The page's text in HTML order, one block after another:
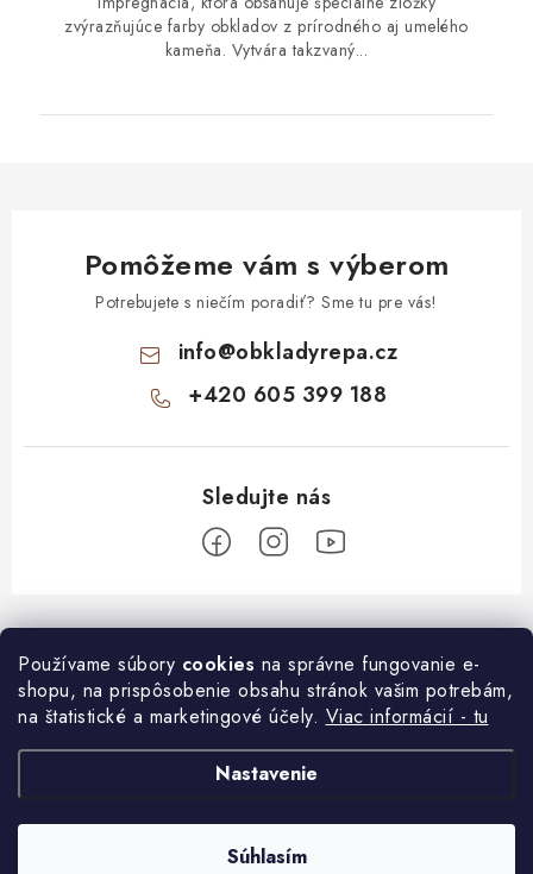
Používame súbory cookies na správne fungovanie e-
shopu, na prispôsobenie obsahu stránok vašim potrebám,
na štatistické a marketingové účely. Viac informácií - tu
Nastavenie
Súhlasím
zvýrazňujúce farby obkladov z prírodného aj umelého
kameňa. Vytvára takzvaný...
Pomôžeme vám s výberom
Potrebujete s niečím poradiť? Sme tu pre vás!
info@obkladyrepa.cz
+420 605 399 188
Z
á
O nákupe
Časté otázky o montáži
Časté otázky o výbere
Informace pro Vás
Pomôžeme Vám s VÝBEROM obkladu
Kamenné obklady ŘEPA